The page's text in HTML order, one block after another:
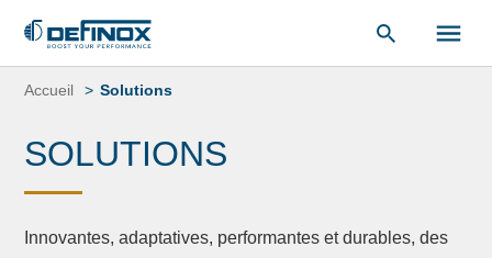
Aller
«Bibliothèque de documents
Accueil Solutions
SOLUTIONS
Innovantes, adaptatives, performantes et durables, des